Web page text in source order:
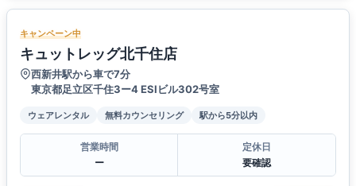
キャンペーン中
キュットレッグ北千住店
西新井駅から車で7分
東京都足立区千住3ー4 ESIビル302号室
ウェアレンタル 無料カウンセリング 駅から5分以内
営業時間
ー
定休日
要確認